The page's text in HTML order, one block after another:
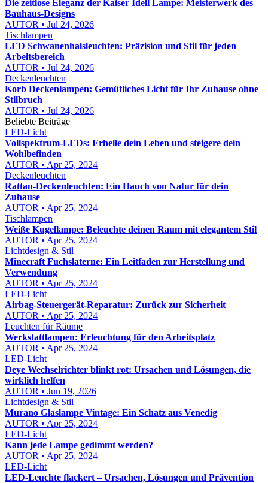
Die zeitlose Eleganz der Kaiser Idell Lampe: Meisterwerk des
Bauhaus-Designs
AUTOR • Jul 24, 2026
Tischlampen
LED Schwanenhalsleuchten: Präzision und Stil für jeden
Arbeitsbereich
AUTOR • Jul 24, 2026
Deckenleuchten
Korb Deckenlampen: Gemütliches Licht für Ihr Zuhause ohne
Stilbruch
AUTOR • Jul 24, 2026
Beliebte Beiträge
LED-Licht
Vollspektrum-LEDs: Erhelle dein Leben und steigere dein
Wohlbefinden
AUTOR • Apr 25, 2024
Deckenleuchten
Rattan-Deckenleuchten: Ein Hauch von Natur für dein
Zuhause
AUTOR • Apr 25, 2024
Tischlampen
Weiße Kugellampe: Beleuchte deinen Raum mit elegantem Stil
AUTOR • Apr 25, 2024
Lichtdesign & Stil
Minecraft Fuchslaterne: Ein Leitfaden zur Herstellung und
Verwendung
AUTOR • Apr 25, 2024
LED-Licht
Airbag-Steuergerät-Reparatur: Zurück zur Sicherheit
AUTOR • Apr 25, 2024
Leuchten für Räume
Werkstattlampen: Erleuchtung für den Arbeitsplatz
AUTOR • Apr 25, 2024
LED-Licht
Deye Wechselrichter blinkt rot: Ursachen und Lösungen, die
wirklich helfen
AUTOR • Jun 19, 2026
Lichtdesign & Stil
Murano Glaslampe Vintage: Ein Schatz aus Venedig
AUTOR • Apr 25, 2024
LED-Licht
Kann jede Lampe gedimmt werden?
AUTOR • Apr 25, 2024
LED-Licht
LED-Leuchte flackert – Ursachen, Lösungen und Prävention